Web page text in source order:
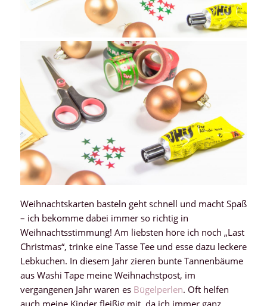
Weihnachtskarten basteln geht schnell und macht Spaß
– ich bekomme dabei immer so richtig in
Weihnachtsstimmung! Am liebsten höre ich noch „Last
Christmas“, trinke eine Tasse Tee und esse dazu leckere
Lebkuchen. In diesem Jahr zieren bunte Tannenbäume
aus Washi Tape meine Weihnachstpost, im
vergangenen Jahr waren es Bügelperlen. Oft helfen
auch meine Kinder fleißig mit, da ich immer ganz